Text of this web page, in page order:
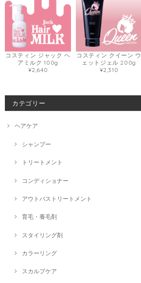
コスティン ジャック ヘ
アミルク 100g
¥2,640
コスティン クイーン ウ
ェットジェル 200g
¥2,310
カテゴリー
ヘアケア
シャンプー
トリートメント
コンディショナー
アウトバストリートメント
育毛・養毛剤
スタイリング剤
カラーリング
スカルプケア